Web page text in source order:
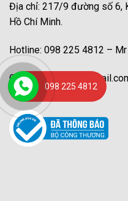
Địa chỉ: 217/9 đường số 6,
Hồ Chí Minh.
Hotline: 098 225 4812 – Mr
Gmail:
098 225 4812